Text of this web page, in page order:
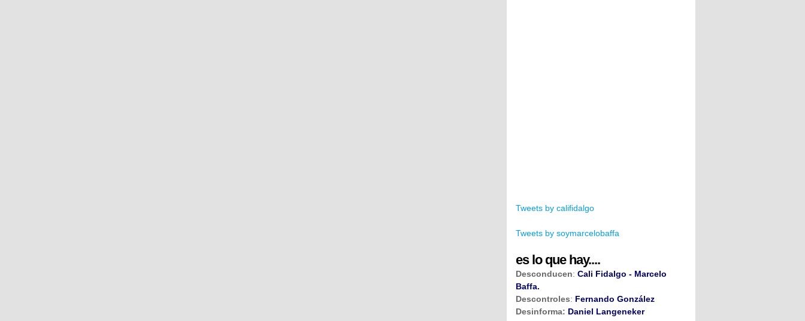
Tweets by califidalgo
Tweets by soymarcelobaffa
es lo que hay....
Desconducen: Cali Fidalgo - Marcelo
Baffa.
Descontroles: Fernando González
Desinforma: Daniel Langeneker